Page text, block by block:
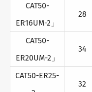
CAT50-
ER16UM-2」
28
CAT50-
ER20UM-2」
34
CAT50-ER25-
32